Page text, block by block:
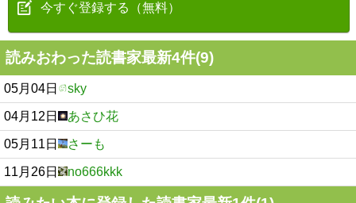
今すぐ登録する（無料）
読みおわった読書家最新4件(9)
05月04日 sky
04月12日 あさひ花
05月11日 さーも
11月26日 no666kkk